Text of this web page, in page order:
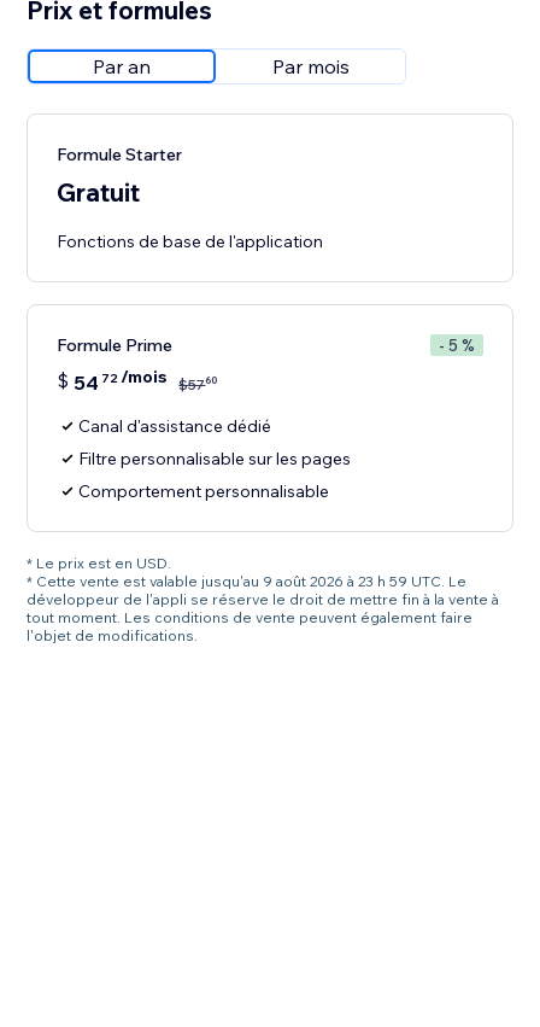
Prix et formules
Par an Par mois
Formule Starter
Gratuit
Fonctions de base de l'application
Formule Prime - 5 %
$ 54 72/mois $5760
Canal d'assistance dédié
Filtre personnalisable sur les pages
Comportement personnalisable
* Le prix est en USD.
* Cette vente est valable jusqu'au 9 août 2026 à 23 h 59 UTC. Le
développeur de l'appli se réserve le droit de mettre fin à la vente à
tout moment. Les conditions de vente peuvent également faire
l'objet de modifications.